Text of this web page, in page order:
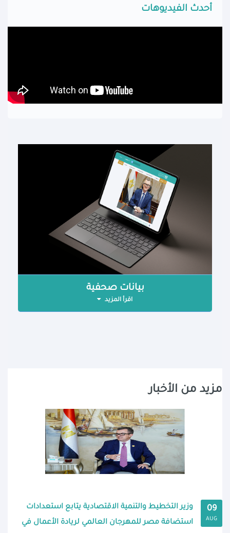
أحدث الفيديوهات
بيانات صحفية
اقرأ المزيد
مزيد من الأخبار
09
AUG
وزير التخطيط والتنمية الاقتصادية يتابع استعدادات
استضافة مصر للمهرجان العالمي لريادة الأعمال في